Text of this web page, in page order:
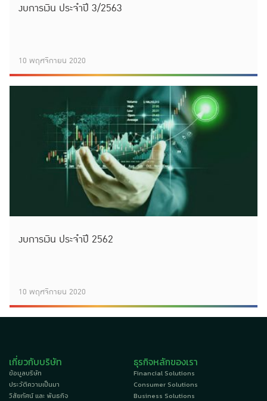
งบการเงิน ประจำปี 3/2563
10 พฤศจิกายน 2020
งบการเงิน ประจำปี 2562
10 พฤศจิกายน 2020
เกี่ยวกับบริษัท
ข้อมูลบริษัท
ประวัติความเป็นมา
วิสัยทัศน์ และ พันธกิจ
ธุรกิจหลักของเรา
Financial Solutions
Consumer Solutions
Business Solutions